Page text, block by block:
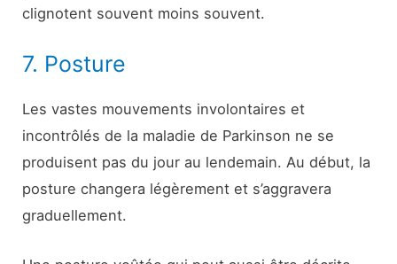
clignotent souvent moins souvent.
7. Posture
Les vastes mouvements involontaires et
incontrôlés de la maladie de Parkinson ne se
produisent pas du jour au lendemain. Au début, la
posture changera légèrement et s’aggravera
graduellement.